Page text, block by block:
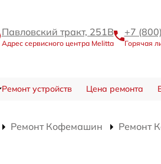
Павловский тракт, 251В
Адрес сервисного центра Melitta
+7
Горячая
Ремонт устройств Цена ремонта
Ремонт Кофемашин
Ремонт